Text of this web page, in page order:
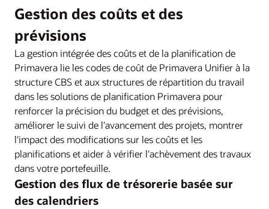
Gestion des coûts et des
prévisions
La gestion intégrée des coûts et de la planification de
Primavera lie les codes de coût de Primavera Unifier à la
structure CBS et aux structures de répartition du travail
dans les solutions de planification Primavera pour
renforcer la précision du budget et des prévisions,
améliorer le suivi de l'avancement des projets, montrer
l'impact des modifications sur les coûts et les
planifications et aider à vérifier l'achèvement des travaux
dans votre portefeuille.
Gestion des flux de trésorerie basée sur
des calendriers